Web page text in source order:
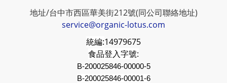
地址/台中市西區華美街212號(同公司聯絡地址)
service@organic-lotus.com
統編:14979675
食品登入字號:
B-200025846-00000-5
B-200025846-00001-6